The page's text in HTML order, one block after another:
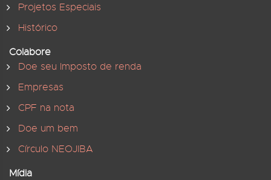
Projetos Especiais
Histórico
Colabore
Doe seu Imposto de renda
Empresas
CPF na nota
Doe um bem
Círculo NEOJIBA
Mídia